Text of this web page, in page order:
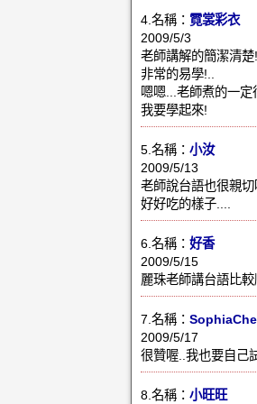
4.名稱： 霓裳彩衣
2009/5/3
老師講解的簡潔清楚!
非常的易學!..
嗯嗯...老師煮的一定
我要學起來!
5.名稱： 小汝
2009/5/13
老師說台語也很親切
好好吃的樣子....
6.名稱： 好香
2009/5/15
麗珠老師講台語比較
7.名稱：
2009/5/17
很贊喔..我也要自己
8.名稱： 小旺旺